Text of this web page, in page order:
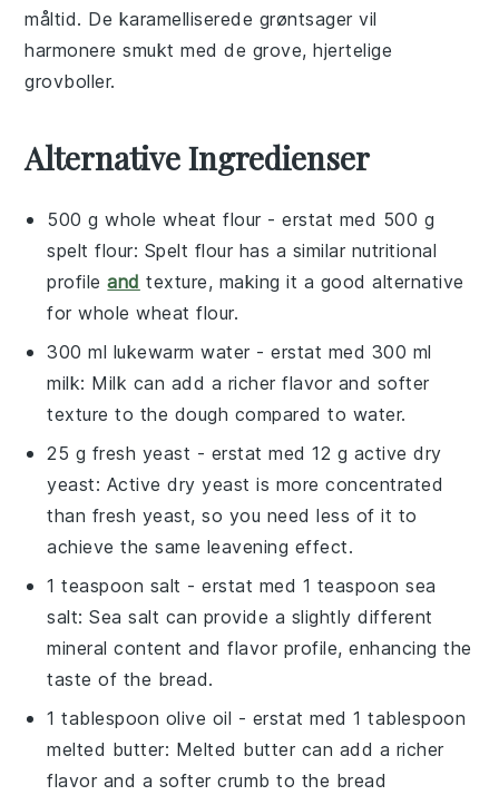
måltid. De karamelliserede grøntsager vil
harmonere smukt med de grove, hjertelige
grovboller.
Alternative Ingredienser
500 g whole wheat flour - erstat med 500 g
spelt flour: Spelt flour has a similar nutritional
profileand texture, making it a good alternative
for whole wheat flour.
300 ml lukewarm water - erstat med 300 ml
milk: Milk can add a richer flavor and softer
texture to the dough compared to water.
25 g fresh yeast - erstat med12 g active dry
yeast: Active dry yeast is more concentrated
than fresh yeast, so you need less of it to
achieve the same leavening effect.
1 teaspoon salt - erstat med 1 teaspoon sea
salt: Sea salt can provide a slightly different
mineral content and flavor profile, enhancing the
taste of the bread.
1 tablespoon olive oil - erstat med1 tablespoon
melted butter: Melted butter can add a richer
flavor and a softer crumb to the bread